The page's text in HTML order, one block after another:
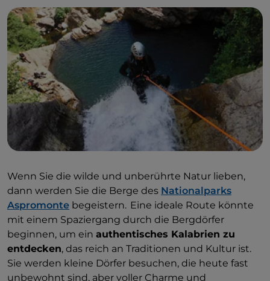
Canyoning im Nationalpark Pollino
kann in
Papasidero im Wildbach Castiglione praktiziert
werden, einer außergewöhnlichen natürlichen
Umgebung mit Rutschen, Wasserfällen und einem
Wasserfall von 33 Metern. Ebenfalls im Nationalpark
Pollino können Sie Canyoning in der Gruppe
erleben, indem Sie von Laino Borgo aus den
Wildbach Iannello, einen Nebenfluss des Flusses Lao,
durchqueren. Auch hier erhalten Sie die notwendige
technische Ausrüstung, um die Strecke sicher zu
Wasserbecken, rauschende Wasserfälle und eine
atemberaubend schöne Landschaft.Spaß ist
garantiert, während Sie auf den Felsen rutschen
oder in das kühle Wasser des Baches eintauchen.
Wenn Sie die wilde und unberührte Natur lieben,
dann werden Sie die Berge des Nationalparks
Aspromonte begeistern. Eine ideale Route könnte
mit einem Spaziergang durch die Bergdörfer
beginnen, um ein authentisches Kalabrien zu
entdecken, das reich an Traditionen und Kultur ist.
Sie werden kleine Dörfer besuchen, die heute fast
unbewohnt sind, aber voller Charme und